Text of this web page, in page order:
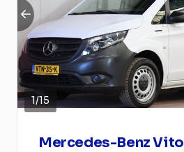
1/15
Mercedes-Benz Vito